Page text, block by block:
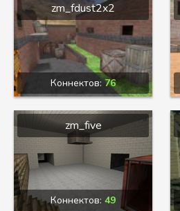
Коннектов:76
zm_fdust2x2
Коннектов: 49
zm_five